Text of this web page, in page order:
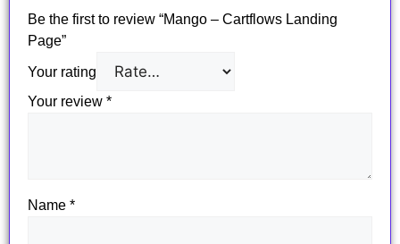
Be the first to review “Mango – Cartflows Landing
Page”
Your rating
Your review *
Name *